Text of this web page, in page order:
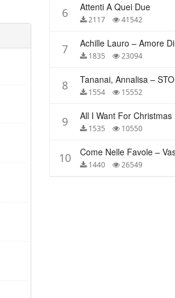
6 Attenti A Quei Due
2117 41542
7 1835 23094
8 1554 15552
9 1535 10550
10 1440 26549